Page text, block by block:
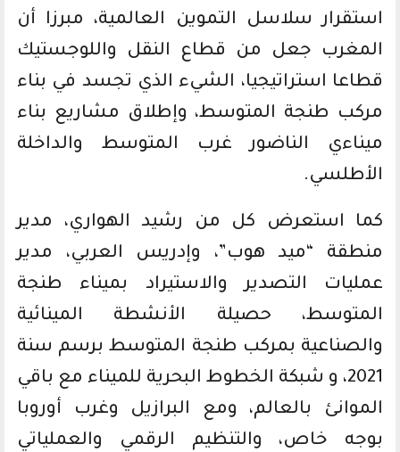
استقرار سلاسل التموين العالمية، مبرزا أن
المغرب جعل من قطاع النقل واللوجستيك
قطاعا استراتيجيا، الشيء الذي تجسد في بناء
مركب طنجة المتوسط، وإطلاق مشاريع بناء
ميناءي الناضور غرب المتوسط والداخلة
الأطلسي.
كما استعرض كل من رشيد الهواري، مدير
منطقة “ميد هوب”، وإدريس العربي، مدير
عمليات التصدير والاستيراد بميناء طنجة
المتوسط، حصيلة الأنشطة المينائية
والصناعية بمركب طنجة المتوسط برسم سنة
2021، و شبكة الخطوط البحرية للميناء مع باقي
الموانئ بالعالم، ومع البرازيل وغرب أوروبا
بوجه خاص، والتنظيم الرقمي والعملياتي